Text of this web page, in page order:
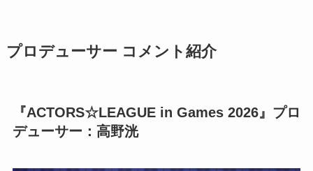
プロデューサー コメント紹介
『ACTORS☆LEAGUE in Games 2026』プロ
デューサー：高野洸